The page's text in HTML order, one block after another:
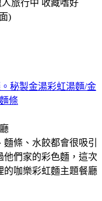
旅行中 收藏嗜好
秘製金湯彩虹湯麵/金
條
條、水餃都會很吸引
他們家的彩色麵，這次
的咖樂彩虹麵主題餐廳